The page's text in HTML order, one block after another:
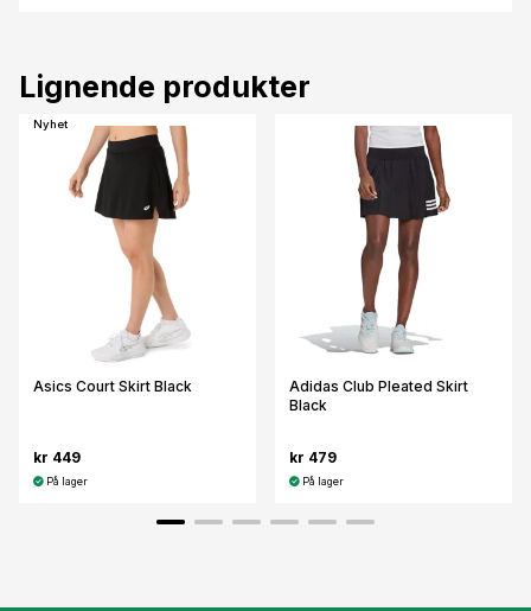
Lignende produkter
Nyhet
Asics Court Skirt Black
kr 449
På lager
Adidas Club Pleated Skirt
Black
kr 479
På lager